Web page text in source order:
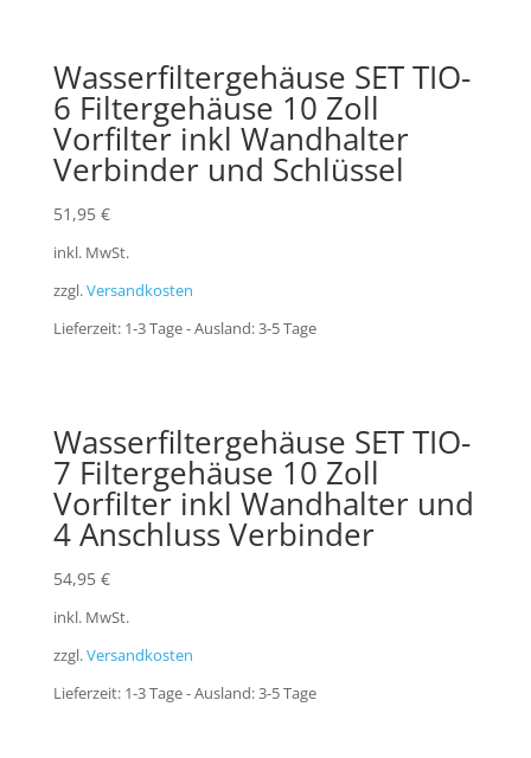
Wasserfiltergehäuse SET TIO-
6 Filtergehäuse 10 Zoll
Vorfilter inkl Wandhalter
Verbinder und Schlüssel
51,95 €
inkl. MwSt.
zzgl.Versandkosten
Lieferzeit: 1-3 Tage - Ausland: 3-5 Tage
Wasserfiltergehäuse SET TIO-
7 Filtergehäuse 10 Zoll
Vorfilter inkl Wandhalter und
4 Anschluss Verbinder
54,95 €
inkl. MwSt.
zzgl.Versandkosten
Lieferzeit: 1-3 Tage - Ausland: 3-5 Tage